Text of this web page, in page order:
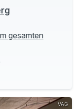
gesamten
VAG